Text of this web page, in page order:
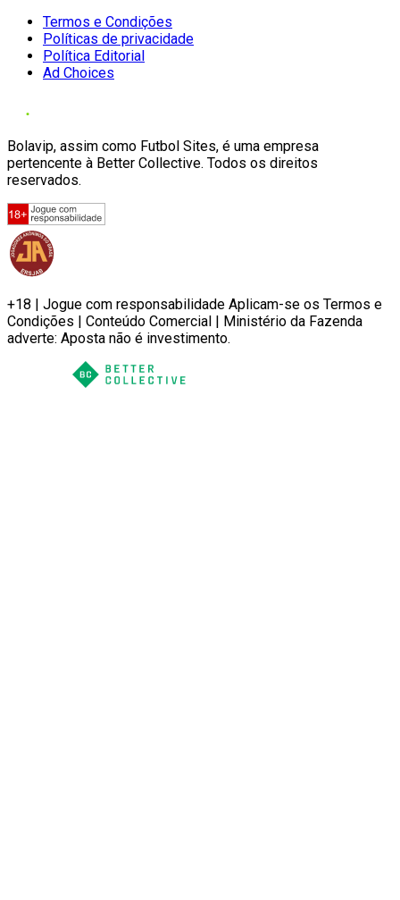
Termos e Condições
Políticas de privacidade
Política Editorial
Ad Choices
Bolavip, assim como Futbol Sites, é uma empresa
pertencente à Better Collective. Todos os direitos
reservados.
+18 | Jogue com responsabilidade Aplicam-se os Termos e
Condições | Conteúdo Comercial | Ministério da Fazenda
adverte: Aposta não é investimento.